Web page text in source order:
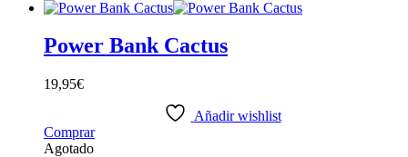
Power Bank Cactus
19,95€
Añadir wishlist
Comprar
Agotado